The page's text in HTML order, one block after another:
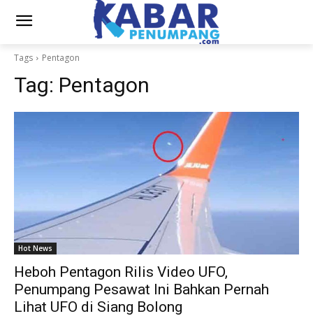
Tags Pentagon
Tag: Pentagon
Hot News
Heboh Pentagon Rilis Video UFO,
Penumpang Pesawat Ini Bahkan Pernah
Lihat UFO di Siang Bolong